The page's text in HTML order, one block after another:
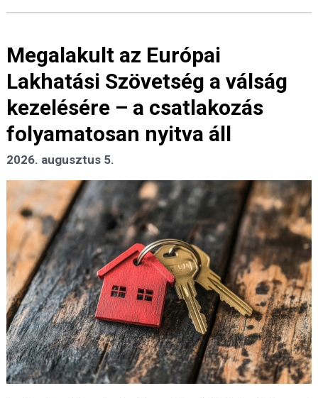
Megalakult az Európai
Lakhatási Szövetség a válság
kezelésére – a csatlakozás
folyamatosan nyitva áll
2026. augusztus 5.